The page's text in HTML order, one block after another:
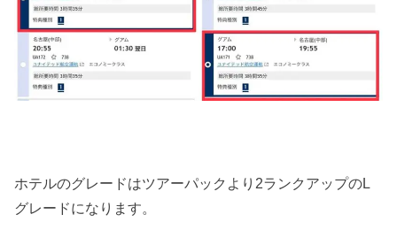
ホテルのグレードはツアーパックより2ランクアップのL
グレードになります。